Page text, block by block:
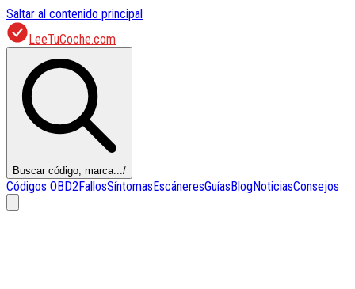
Saltar al contenido principal
LeeTuCoche.com
Buscar código, marca.../
Códigos OBD2FallosSíntomasEscáneresGuíasBlogNoticiasConsejos